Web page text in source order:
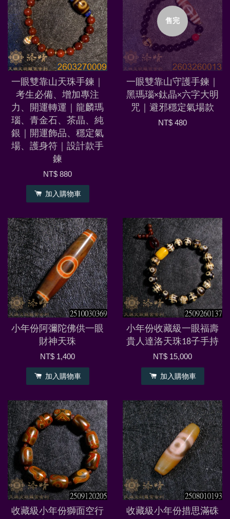
一眼雙靠山天珠手鍊｜
考生必備、增加專注
力、開運轉運｜龍麟瑪
瑙、青金石、茶晶、純
銀｜開運飾品、穩定氣
場、護身符｜設計款手
鍊
NT$ 880
加入購物車
售完
一眼雙靠山守護手鍊｜
黑瑪瑙×鈦晶×六字大明
咒｜避邪穩定氣場款
NT$ 480
小年份阿彌陀佛供一眼
財神天珠
NT$ 1,400
加入購物車
小年份收藏級一眼福壽
貴人達洛天珠18子手持
NT$ 15,000
加入購物車
收藏級小年份獅面空行
收藏級小年份措思滿硃